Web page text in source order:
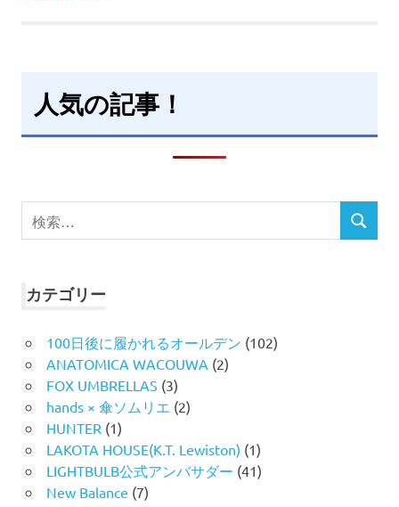
人気の記事！
検
索
検
カテゴリー
100日後に履かれるオールデン (102)
ANATOMICA WACOUWA (2)
FOX UMBRELLAS (3)
hands × 傘ソムリエ (2)
HUNTER (1)
LAKOTA HOUSE(K.T. Lewiston) (1)
LIGHTBULB公式アンバサダー (41)
New Balance (7)